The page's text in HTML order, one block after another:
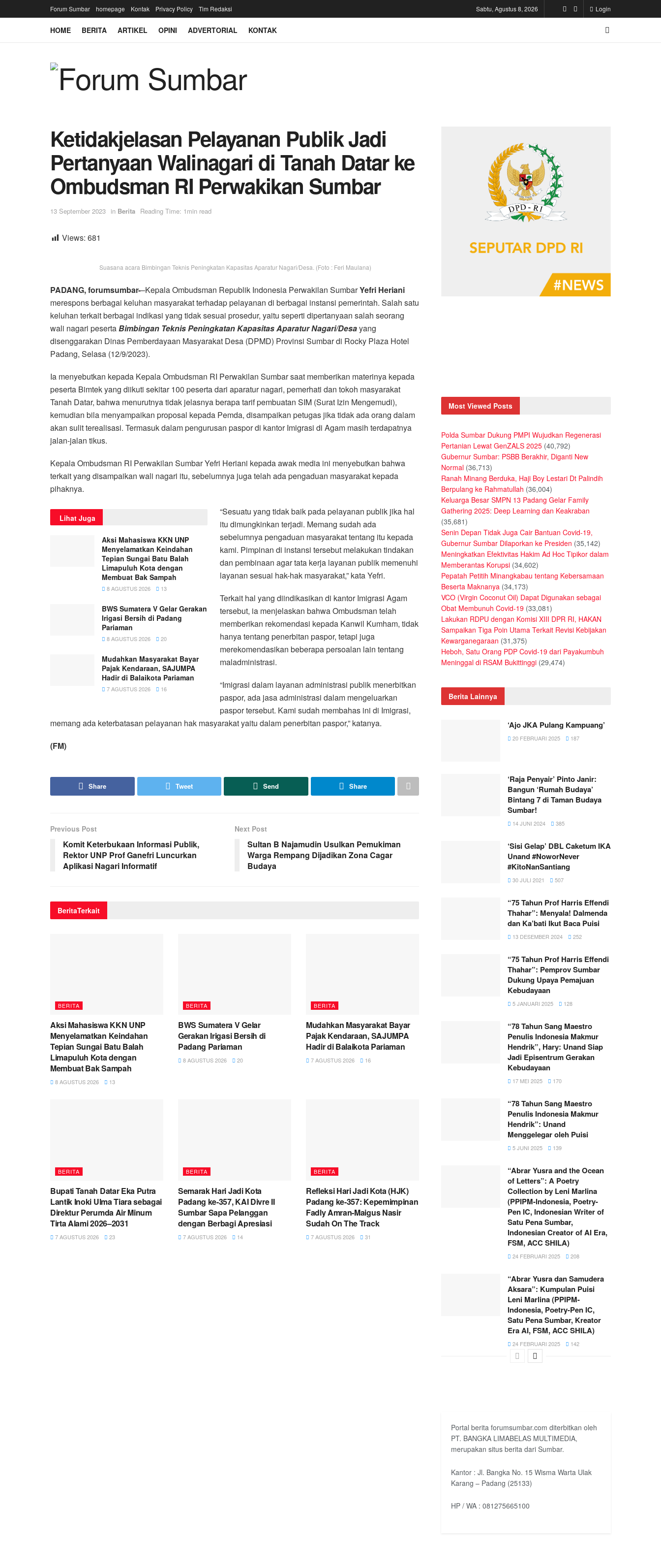
Forum Sumbar homepage Kontak Privacy Policy Tim Redaksi Sabtu, Agustus 8, 2026 Login
HOME BERITA ARTIKEL OPINI ADVERTORIAL KONTAK
Ketidakjelasan Pelayanan Publik Jadi
Pertanyaan Walinagari di Tanah Datar ke
Ombudsman RI Perwakikan Sumbar
13 September 2023 in Berita Reading Time: 1min read
Views: 681
Suasana acara Bimbingan Teknis Peningkatan Kapasitas Aparatur Nagari/Desa. (Foto : Feri Maulana)
PADANG, forumsumbar-–Kepala Ombudsman Republik Indonesia Perwakilan SumbarYefri Heriani
merespons berbagai keluhan masyarakat terhadap pelayanan di berbagai instansi pemerintah. Salah satu
keluhan terkait berbagai indikasi yang tidak sesuai prosedur, yaitu seperti dipertanyaan salah seorang
wali nagari pesertaBimbingan Teknis Peningkatan Kapasitas Aparatur Nagari/Desayang
disenggarakan Dinas Pemberdayaan Masyarakat Desa (DPMD) Provinsi Sumbar di Rocky Plaza Hotel
Padang, Selasa (12/9/2023).
Ia menyebutkan kepada Kepala Ombudsman RI Perwakilan Sumbar saat memberikan materinya kepada
peserta Bimtek yang diikuti sekitar 100 peserta dari aparatur nagari, pemerhati dan tokoh masyarakat
Tanah Datar, bahwa menurutnya tidak jelasnya berapa tarif pembuatan SIM (Surat Izin Mengemudi),
kemudian bila menyampaikan proposal kepada Pemda, disampaikan petugas jika tidak ada orang dalam
akan sulit terealisasi. Termasuk dalam pengurusan paspor di kantor Imigrasi di Agam masih terdapatnya
jalan-jalan tikus.
Kepala Ombudsman RI Perwakilan Sumbar Yefri Heriani kepada awak media ini menyebutkan bahwa
terkait yang disampaikan wali nagari itu, sebelumnya juga telah ada pengaduan masyarakat kepada
pihaknya.
Lihat Juga
Aksi Mahasiswa KKN UNP
Menyelamatkan Keindahan
Tepian Sungai Batu Balah
Limapuluh Kota dengan
Membuat Bak Sampah
8 AGUSTUS 2026 13
BWS Sumatera V Gelar Gerakan
Irigasi Bersih di Padang
Pariaman
8 AGUSTUS 2026 20
Mudahkan Masyarakat Bayar
Pajak Kendaraan, SAJUMPA
Hadir di Balaikota Pariaman
7 AGUSTUS 2026 16
“Sesuatu yang tidak baik pada pelayanan publik jika hal
itu dimungkinkan terjadi. Memang sudah ada
sebelumnya pengaduan masyarakat tentang itu kepada
kami. Pimpinan di instansi tersebut melakukan tindakan
dan pembinaan agar tata kerja layanan publik memenuhi
layanan sesuai hak-hak masyarakat,” kata Yefri.
Terkait hal yang diindikasikan di kantor Imigrasi Agam
tersebut, ia menjelaskan bahwa Ombudsman telah
memberikan rekomendasi kepada Kanwil Kumham, tidak
hanya tentang penerbitan paspor, tetapi juga
merekomendasikan beberapa persoalan lain tentang
maladministrasi.
“Imigrasi dalam layanan administrasi publik menerbitkan
paspor, ada jasa administrasi dalam mengeluarkan
paspor tersebut. Kami sudah membahas ini di Imigrasi,
memang ada keterbatasan pelayanan hak masyarakat yaitu dalam penerbitan paspor,” katanya.
(FM)
Share Tweet Send Share
Previous Post
Komit Keterbukaan Informasi Publik,
Rektor UNP Prof Ganefri Luncurkan
Aplikasi Nagari Informatif
Next Post
Sultan B Najamudin Usulkan Pemukiman
Warga Rempang Dijadikan Zona Cagar
Budaya
BeritaTerkait
BERITA
Aksi Mahasiswa KKN UNP
Menyelamatkan Keindahan
Tepian Sungai Batu Balah
Limapuluh Kota dengan
Membuat Bak Sampah
8 AGUSTUS 2026 13
BERITA
BWS Sumatera V Gelar
Gerakan Irigasi Bersih di
Padang Pariaman
8 AGUSTUS 2026 20
BERITA
Mudahkan Masyarakat Bayar
Pajak Kendaraan, SAJUMPA
Hadir di Balaikota Pariaman
7 AGUSTUS 2026 16
BERITA
Bupati Tanah Datar Eka Putra
Lantik Inoki Ulma Tiara sebagai
Direktur Perumda Air Minum
Tirta Alami 2026–2031
7 AGUSTUS 2026 23
BERITA
Semarak Hari Jadi Kota
Padang ke-357, KAI Divre II
Sumbar Sapa Pelanggan
dengan Berbagi Apresiasi
7 AGUSTUS 2026 14
BERITA
Refleksi Hari Jadi Kota (HJK)
Padang ke-357: Kepemimpinan
Fadly Amran-Maigus Nasir
Sudah On The Track
7 AGUSTUS 2026 31
Most Viewed Posts
Polda Sumbar Dukung PMPI Wujudkan Regenerasi
Pertanian Lewat GenZALS 2025 (40,792)
Gubernur Sumbar: PSBB Berakhir, Diganti New
Normal (36,713)
Ranah Minang Berduka, Haji Boy Lestari Dt Palindih
Berpulang ke Rahmatullah (36,004)
Keluarga Besar SMPN 13 Padang Gelar Family
Gathering 2025: Deep Learning dan Keakraban
(35,681)
Senin Depan Tidak Juga Cair Bantuan Covid-19,
Gubernur Sumbar Dilaporkan ke Presiden (35,142)
Meningkatkan Efektivitas Hakim Ad Hoc Tipikor dalam
Memberantas Korupsi (34,602)
Pepatah Petitih Minangkabau tentang Kebersamaan
Beserta Maknanya (34,173)
VCO (Virgin Coconut Oil) Dapat Digunakan sebagai
Obat Membunuh Covid-19 (33,081)
Lakukan RDPU dengan Komisi XIII DPR RI, HAKAN
Sampaikan Tiga Poin Utama Terkait Revisi Kebijakan
Kewarganegaraan (31,375)
Heboh, Satu Orang PDP Covid-19 dari Payakumbuh
Meninggal di RSAM Bukittinggi (29,474)
Berita Lainnya
‘Ajo JKA Pulang Kampuang’
20 FEBRUARI 2025 187
‘Raja Penyair’ Pinto Janir:
Bangun ‘Rumah Budaya’
Bintang 7 di Taman Budaya
Sumbar!
14 JUNI 2024 385
‘Sisi Gelap’ DBL Caketum IKA
Unand #NoworNever
#KitoNanSantiang
30 JULI 2021 507
“75 Tahun Prof Harris Effendi
Thahar”: Menyala! Dalmenda
dan Ka’bati Ikut Baca Puisi
13 DESEMBER 2024 252
“75 Tahun Prof Harris Effendi
Thahar”: Pemprov Sumbar
Dukung Upaya Pemajuan
Kebudayaan
5 JANUARI 2025 128
“78 Tahun Sang Maestro
Penulis Indonesia Makmur
Hendrik”, Hary: Unand Siap
Jadi Episentrum Gerakan
Kebudayaan
17 MEI 2025 170
“78 Tahun Sang Maestro
Penulis Indonesia Makmur
Hendrik”: Unand
Menggelegar oleh Puisi
5 JUNI 2025 139
“Abrar Yusra and the Ocean
of Letters”: A Poetry
Collection by Leni Marlina
(PPIPM-Indonesia, Poetry-
Pen IC, Indonesian Writer of
Satu Pena Sumbar,
Indonesian Creator of AI Era,
FSM, ACC SHILA)
24 FEBRUARI 2025 208
“Abrar Yusra dan Samudera
Aksara”: Kumpulan Puisi
Leni Marlina (PPIPM-
Indonesia, Poetry-Pen IC,
Satu Pena Sumbar, Kreator
Era AI, FSM, ACC SHILA)
24 FEBRUARI 2025 142
Portal berita forumsumbar.com diterbitkan oleh
PT. BANGKA LIMABELAS MULTIMEDIA,
merupakan situs berita dari Sumbar.
Kantor : Jl. Bangka No. 15 Wisma Warta Ulak
Karang – Padang (25133)
HP / WA : 081275665100